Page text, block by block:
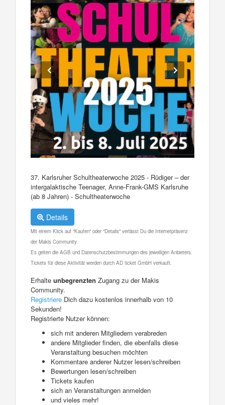
37. Karlsruher Schultheaterwoche 2025 - Rüdiger – der
intergalaktische Teenager, Anne-Frank-GMS Karlsruhe
(ab 8 Jahren) - Schultheaterwoche
Details
Mit einem Klick auf "Kaufen" oder "Details" verlässt Du die Internetpräsenz
der Makis Community.
Es gelten die AGB und Datenschutzbestimmungen des jeweiligen Anbieters.
Tickets für diese Aktivität werden durch AD ticket GmbH verkauft.
Erhalte unbegrenzten Zugang zu der Makis
Community.
Registriere Dich dazu kostenlos innerhalb von 10
Sekunden!
Registrierte Nutzer können:
sich mit anderen Mitgliedern verabreden
andere Mitglieder finden, die ebenfalls diese
Veranstaltung besuchen möchten
Kommentare anderer Nutzer lesen/schreiben
Bewertungen lesen/schreiben
Tickets kaufen
sich an Veranstaltungen anmelden
und vieles mehr!